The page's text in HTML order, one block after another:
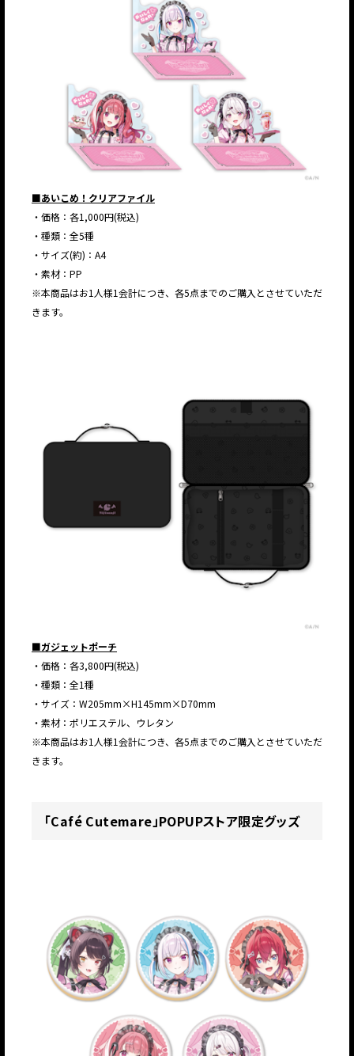
■あいこめ！クリアファイル
・価格：各1,000円(税込)
・種類：全5種
・サイズ(約)：A4
・素材：PP
※本商品はお1人様1会計につき、各5点までのご購入とさせていただ
きます。
■ガジェットポーチ
・価格：各3,800円(税込)
・種類：全1種
・サイズ：W205mm×H145mm×D70mm
・素材：ポリエステル、ウレタン
※本商品はお1人様1会計につき、各5点までのご購入とさせていただ
きます。
「Café Cutemare」POPUPストア限定グッズ